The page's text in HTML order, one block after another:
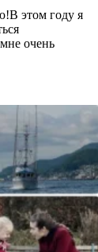
этом году я
очень